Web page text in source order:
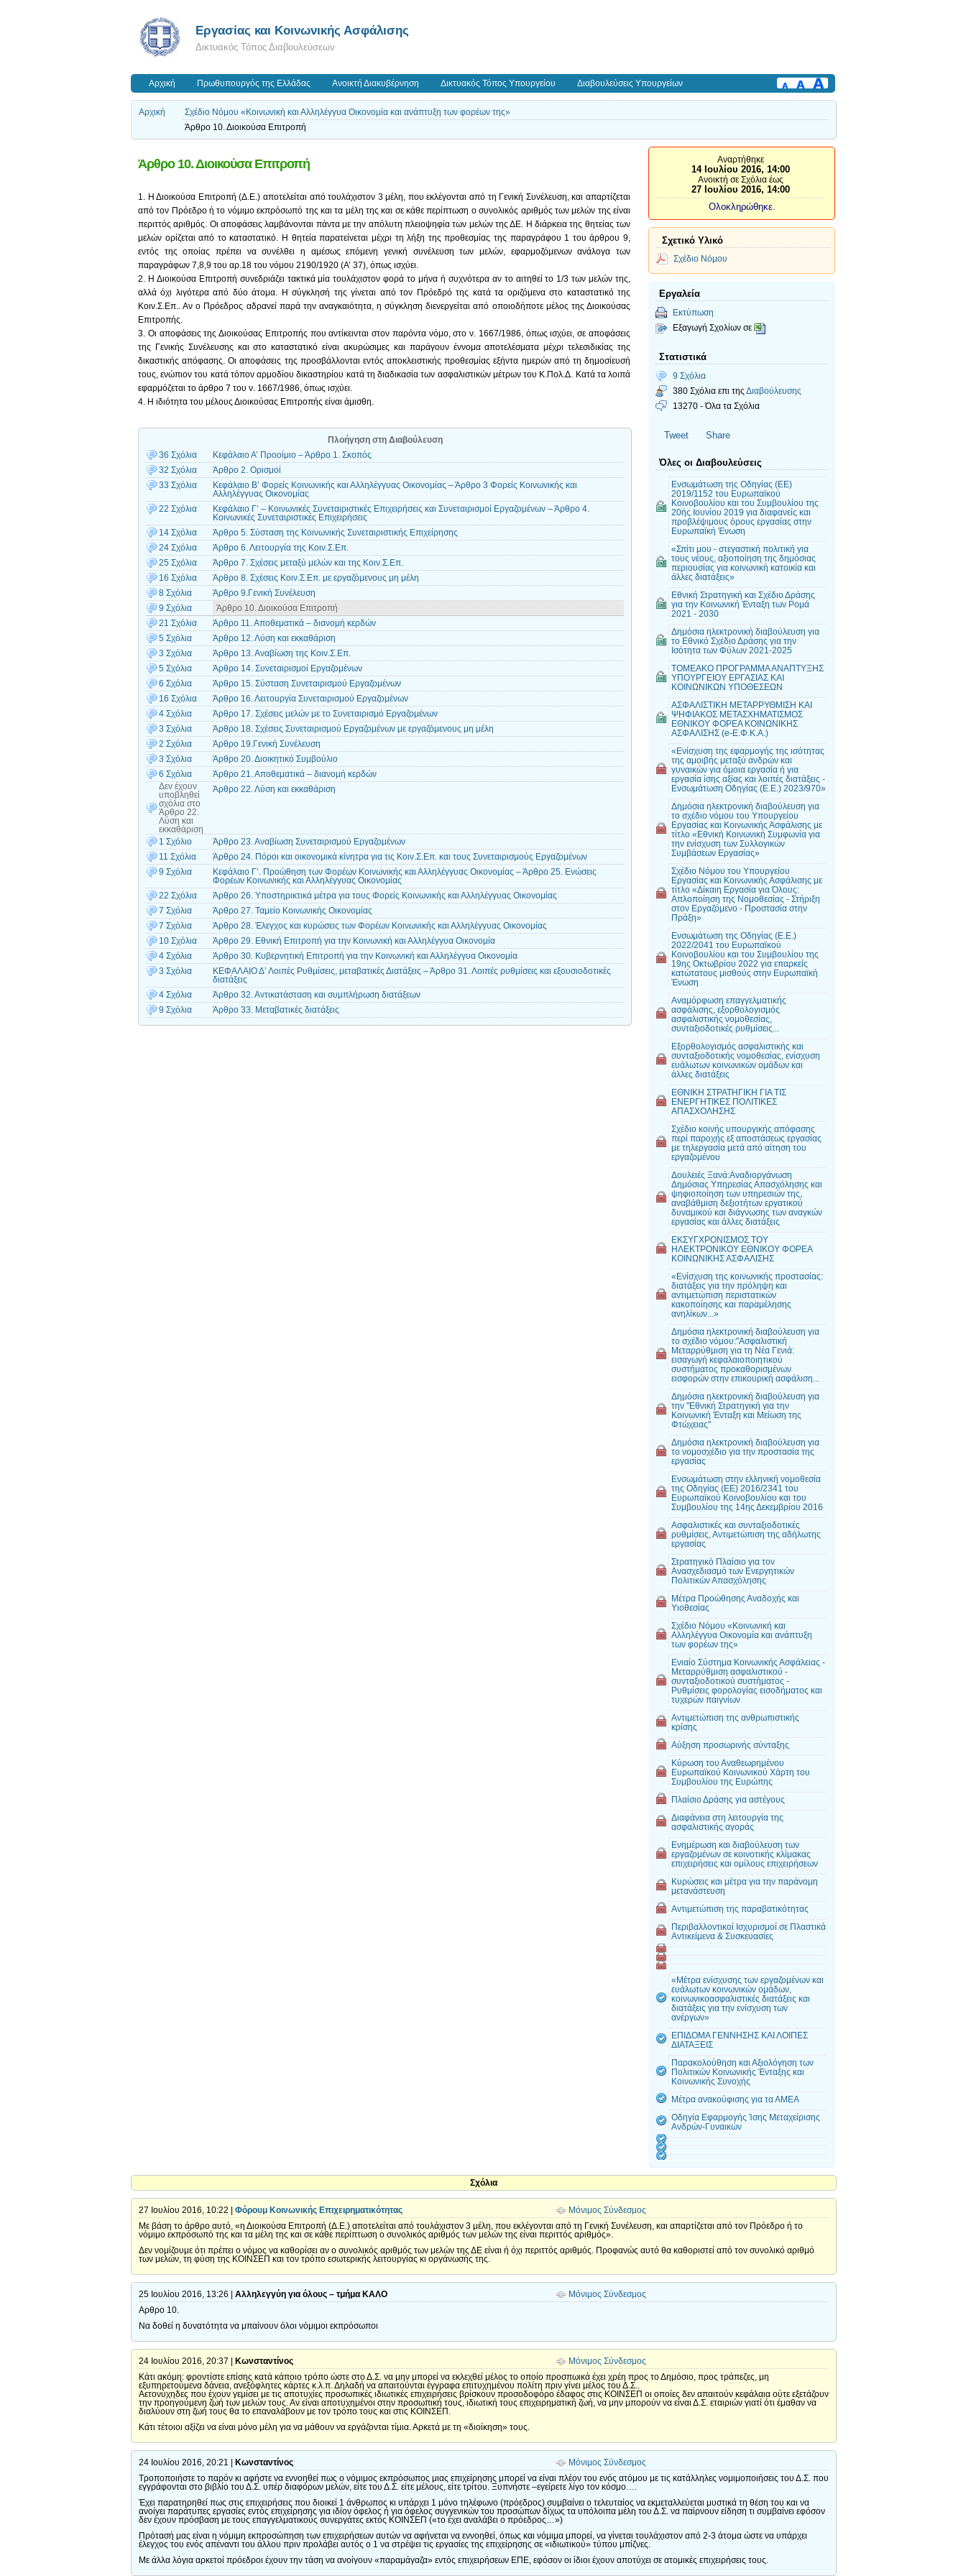
Εργασίας και Κοινωνικής Ασφάλισης
Δικτυακός Τόπος Διαβουλεύσεων
Αρχική Πρωθυπουργός της Ελλάδας Ανοικτή Διακυβέρνηση Δικτυακός Τόπος Υπουργείου Διαβουλεύσεις Υπουργείων
Αρχική
Σχέδιο Νόμου «Κοινωνική και Αλληλέγγυα Οικονομία και ανάπτυξη των φορέων της»
Άρθρο 10. Διοικούσα Επιτροπή
Άρθρο 10. Διοικούσα Επιτροπή
1. Η Διοικούσα Επιτροπή (Δ.Ε.) αποτελείται από τουλάχιστον 3 μέλη, που εκλέγονται από τη Γενική Συνέλευση, και απαρτίζεται
από τον Πρόεδρο ή το νόμιμο εκπρόσωπό της και τα μέλη της και σε κάθε περίπτωση ο συνολικός αριθμός των μελών της είναι
περιττός αριθμός. Οι αποφάσεις λαμβάνονται πάντα με την απόλυτη πλειοψηφία των μελών της ΔΕ. Η διάρκεια της θητείας των
μελών ορίζεται από το καταστατικό. Η θητεία παρατείνεται μέχρι τη λήξη της προθεσμίας της παραγράφου 1 του άρθρου 9,
εντός της οποίας πρέπει να συνέλθει η αμέσως επόμενη γενική συνέλευση των μελών, εφαρμοζόμενων ανάλογα των
παραγράφων 7,8,9 του αρ.18 του νόμου 2190/1920 (Α’ 37), όπως ισχύει.
2. Η Διοικούσα Επιτροπή συνεδριάζει τακτικά μία τουλάχιστον φορά το μήνα ή συχνότερα αν το αιτηθεί το 1/3 των μελών της,
αλλά όχι λιγότερα από δύο άτομα. Η σύγκλησή της γίνεται από τον Πρόεδρό της κατά τα οριζόμενα στο καταστατικό της
Κοιν.Σ.Επ.. Αν ο Πρόεδρος αδρανεί παρά την αναγκαιότητα, η σύγκληση διενεργείται από οποιοδήποτε μέλος της Διοικούσας
Επιτροπής.
3. Οι αποφάσεις της Διοικούσας Επιτροπής που αντίκεινται στον παρόντα νόμο, στο ν. 1667/1986, όπως ισχύει, σε αποφάσεις
της Γενικής Συνέλευσης και στο καταστατικό είναι ακυρώσιμες και παράγουν έννομα αποτελέσματα μέχρι τελεσιδικίας της
δικαστικής απόφασης. Οι αποφάσεις της προσβάλλονται εντός αποκλειστικής προθεσμίας εξήντα ημερών από τη δημοσίευσή
τους, ενώπιον του κατά τόπον αρμοδίου δικαστηρίου κατά τη διαδικασία των ασφαλιστικών μέτρων του Κ.Πολ.Δ. Κατά τα λοιπά
εφαρμόζεται το άρθρο 7 του ν. 1667/1986, όπως ισχύει.
4. Η ιδιότητα του μέλους Διοικούσας Επιτροπής είναι άμισθη.
Πλοήγηση στη Διαβούλευση
36 Σχόλια
Κεφάλαιο Α’ Προοίμιο – Άρθρο 1. Σκοπός
32 Σχόλια
Άρθρο 2. Ορισμοί
33 Σχόλια
Κεφάλαιο Β’ Φορείς Κοινωνικής και Αλληλέγγυας Οικονομίας – Άρθρο 3 Φορείς Κοινωνικής και
Αλληλέγγυας Οικονομίας
22 Σχόλια
Κεφάλαιο Γ’ – Κοινωνικές Συνεταιριστικές Επιχειρήσεις και Συνεταιρισμοί Εργαζομένων – Άρθρο 4.
Κοινωνικές Συνεταιριστικές Επιχειρήσεις
14 Σχόλια
Άρθρο 5. Σύσταση της Κοινωνικής Συνεταιριστικής Επιχείρησης
24 Σχόλια
Άρθρο 6. Λειτουργία της Κοιν.Σ.Επ.
25 Σχόλια
Άρθρο 7. Σχέσεις μεταξύ μελών και της Κoιν.Σ.Επ.
16 Σχόλια
Άρθρο 8. Σχέσεις Κοιν.Σ.Επ. με εργαζόμενους μη μέλη
8 Σχόλια
Άρθρο 9.Γενική Συνέλευση
9 Σχόλια
Άρθρο 10. Διοικούσα Επιτροπή
21 Σχόλια
Άρθρο 11. Αποθεματικά – διανομή κερδών
5 Σχόλια
Άρθρο 12. Λύση και εκκαθάριση
3 Σχόλια
Άρθρο 13. Αναβίωση της Κοιν.Σ.Επ.
5 Σχόλια
Άρθρο 14. Συνεταιρισμοί Εργαζομένων
6 Σχόλια
Άρθρο 15. Σύσταση Συνεταιρισμού Εργαζομένων
16 Σχόλια
Άρθρο 16. Λειτουργία Συνεταιρισμού Εργαζομένων
4 Σχόλια
Άρθρο 17. Σχέσεις μελών με το Συνεταιρισμό Εργαζομένων
3 Σχόλια
Άρθρο 18. Σχέσεις Συνεταιρισμού Εργαζομένων με εργαζόμενους μη μέλη
2 Σχόλια
Άρθρο 19.Γενική Συνέλευση
3 Σχόλια
Άρθρο 20. Διοικητικό Συμβούλιο
6 Σχόλια
Άρθρο 21. Αποθεματικά – διανομή κερδών
Δεν έχουν
υποβληθεί
σχόλια στο
Άρθρο 22.
Λύση και
εκκαθάριση
Άρθρο 22. Λύση και εκκαθάριση
1 Σχόλιο
Άρθρο 23. Αναβίωση Συνεταιρισμού Εργαζομένων
11 Σχόλια
Άρθρο 24. Πόροι και οικονομικά κίνητρα για τις Κοιν.Σ.Επ. και τους Συνεταιρισμούς Εργαζομένων
9 Σχόλια
Κεφάλαιο Γ’. Προώθηση των Φορέων Κοινωνικής και Αλληλέγγυας Οικονομίας – Άρθρο 25. Ενώσεις
Φορέων Κοινωνικής και Αλληλέγγυας Οικονομίας
22 Σχόλια
Άρθρο 26. Υποστηρικτικά μέτρα για τους Φορείς Κοινωνικής και Αλληλέγγυας Οικονομίας
7 Σχόλια
Άρθρο 27. Ταμείο Κοινωνικής Οικονομίας
7 Σχόλια
Άρθρο 28. Έλεγχος και κυρώσεις των Φορέων Κοινωνικής και Αλληλέγγυας Οικονομίας
10 Σχόλια
Άρθρο 29. Εθνική Επιτροπή για την Κοινωνική και Αλληλέγγυα Οικονομία
4 Σχόλια
Άρθρο 30. Κυβερνητική Επιτροπή για την Κοινωνική και Αλληλέγγυα Οικονομία
3 Σχόλια
ΚΕΦΑΛΑΙΟ Δ’ Λοιπές Ρυθμίσεις, μεταβατικές Διατάξεις – Άρθρο 31. Λοιπές ρυθμίσεις και εξουσιοδοτικές
διατάξεις
4 Σχόλια
Άρθρο 32. Αντικατάσταση και συμπλήρωση διατάξεων
9 Σχόλια
Άρθρο 33. Μεταβατικές διατάξεις
Αναρτήθηκε
14 Ιουλίου 2016, 14:00
Ανοικτή σε Σχόλια έως
27 Ιουλίου 2016, 14:00
Ολοκληρώθηκε.
Σχετικό Υλικό
Σχέδιο Νόμου
Εργαλεία
Εκτύπωση
Εξαγωγή Σχολίων σε
Στατιστικά
9 Σχόλια
380 Σχόλια επι της Διαβούλευσης
13270 - Όλα τα Σχόλια
Tweet Share
Όλες οι Διαβουλεύσεις
Ενσωμάτωση της Οδηγίας (ΕΕ)
2019/1152 του Ευρωπαϊκού
Κοινοβουλίου και του Συμβουλίου της
20ής Ιουνίου 2019 για διαφανείς και
προβλέψιμους όρους εργασίας στην
Ευρωπαϊκή Ένωση
«Σπίτι μου - στεγαστική πολιτική για
τους νέους, αξιοποίηση της δημόσιας
περιουσίας για κοινωνική κατοικία και
άλλες διατάξεις»
Εθνική Στρατηγική και Σχέδιο Δράσης
για την Κοινωνική Ένταξη των Ρομά
2021 - 2030
Δημόσια ηλεκτρονική διαβούλευση για
το Εθνικό Σχέδιο Δράσης για την
Ισότητα των Φύλων 2021-2025
ΤΟΜΕΑΚΟ ΠΡΟΓΡΑΜΜΑ ΑΝΑΠΤΥΞΗΣ
ΥΠΟΥΡΓΕΙΟΥ ΕΡΓΑΣΙΑΣ ΚΑΙ
ΚΟΙΝΩΝΙΚΩΝ ΥΠΟΘΕΣΕΩΝ
ΑΣΦΑΛΙΣΤΙΚΗ ΜΕΤΑΡΡΥΘΜΙΣΗ ΚΑΙ
ΨΗΦΙΑΚΟΣ ΜΕΤΑΣΧΗΜΑΤΙΣΜΟΣ
ΕΘΝΙΚΟΥ ΦΟΡΕΑ ΚΟΙΝΩΝΙΚΗΣ
ΑΣΦΑΛΙΣΗΣ (e-Ε.Φ.Κ.Α.)
«Ενίσχυση της εφαρμογής της ισότητας
της αμοιβής μεταξύ ανδρών και
γυναικών για όμοια εργασία ή για
εργασία ίσης αξίας και λοιπές διατάξεις -
Ενσωμάτωση Οδηγίας (Ε.Ε.) 2023/970»
Δημόσια ηλεκτρονική διαβούλευση για
το σχέδιο νόμου του Υπουργείου
Εργασίας και Κοινωνικής Ασφάλισης με
τίτλο «Εθνική Κοινωνική Συμφωνία για
την ενίσχυση των Συλλογικών
Συμβάσεων Εργασίας»
Σχέδιο Νόμου του Υπουργείου
Εργασίας και Κοινωνικής Ασφάλισης με
τίτλο «Δίκαιη Εργασία για Όλους:
Απλοποίηση της Νομοθεσίας - Στήριξη
στον Εργαζόμενο - Προστασία στην
Πράξη»
Ενσωμάτωση της Οδηγίας (Ε.Ε.)
2022/2041 του Ευρωπαϊκού
Κοινοβουλίου και του Συμβουλίου της
19ης Οκτωβρίου 2022 για επαρκείς
κατώτατους μισθούς στην Ευρωπαϊκή
Ένωση
Αναμόρφωση επαγγελματικής
ασφάλισης, εξορθολογισμός
ασφαλιστικής νομοθεσίας,
συνταξιοδοτικές ρυθμίσεις...
Εξορθολογισμός ασφαλιστικής και
συνταξιοδοτικής νομοθεσίας, ενίσχυση
ευάλωτων κοινωνικών ομάδων και
άλλες διατάξεις
ΕΘΝΙΚΗ ΣΤΡΑΤΗΓΙΚΗ ΓΙΑ ΤΙΣ
ΕΝΕΡΓΗΤΙΚΕΣ ΠΟΛΙΤΙΚΕΣ
ΑΠΑΣΧΟΛΗΣΗΣ
Σχέδιο κοινής υπουργικής απόφασης
περί παροχής εξ αποστάσεως εργασίας
με τηλεργασία μετά από αίτηση του
εργαζομένου
Δουλειές Ξανά:Αναδιοργάνωση
Δημόσιας Υπηρεσίας Απασχόλησης και
ψηφιοποίηση των υπηρεσιών της,
αναβάθμιση δεξιοτήτων εργατικού
δυναμικού και διάγνωσης των αναγκών
εργασίας και άλλες διατάξεις
ΕΚΣΥΓΧΡΟΝΙΣΜΟΣ ΤΟΥ
ΗΛΕΚΤΡΟΝΙΚΟΥ ΕΘΝΙΚΟΥ ΦΟΡΕΑ
ΚΟΙΝΩΝΙΚΗΣ ΑΣΦΑΛΙΣΗΣ
«Ενίσχυση της κοινωνικής προστασίας:
διατάξεις για την πρόληψη και
αντιμετώπιση περιστατικών
κακοποίησης και παραμέλησης
ανηλίκων...»
Δημόσια ηλεκτρονική διαβούλευση για
το σχέδιο νόμου:"Ασφαλιστική
Μεταρρύθμιση για τη Νέα Γενιά:
εισαγωγή κεφαλαιοποιητικού
συστήματος προκαθορισμένων
εισφορών στην επικουρική ασφάλιση...
Δημόσια ηλεκτρονική διαβούλευση για
την "Εθνική Στρατηγική για την
Κοινωνική Ένταξη και Μείωση της
Φτώχειας"
Δημόσια ηλεκτρονική διαβούλευση για
το νομοσχέδιο για την προστασία της
εργασίας
Ενσωμάτωση στην ελληνική νομοθεσία
της Οδηγίας (EE) 2016/2341 του
Ευρωπαϊκού Κοινοβουλίου και του
Συμβουλίου της 14ης Δεκεμβρίου 2016
Ασφαλιστικές και συνταξιοδοτικές
ρυθμίσεις, Αντιμετώπιση της αδήλωτης
εργασίας
Στρατηγικό Πλαίσιο για τον
Ανασχεδιασμό των Ενεργητικών
Πολιτικών Απασχόλησης
Μέτρα Προώθησης Αναδοχής και
Υιοθεσίας
Σχέδιο Νόμου «Κοινωνική και
Αλληλέγγυα Οικονομία και ανάπτυξη
των φορέων της»
Ενιαίο Σύστημα Κοινωνικής Ασφάλειας -
Μεταρρύθμιση ασφαλιστικού -
συνταξιοδοτικού συστήματος -
Ρυθμίσεις φορολογίας εισοδήματος και
τυχερών παιγνίων
Αντιμετώπιση της ανθρωπιστικής
κρίσης
Αύξηση προσωρινής σύνταξης
Κύρωση του Αναθεωρημένου
Ευρωπαϊκού Κοινωνικού Χάρτη του
Συμβουλίου της Ευρώπης
Πλαίσιο Δράσης για αστέγους
Διαφάνεια στη λειτουργία της
ασφαλιστικής αγοράς
Ενημέρωση και διαβούλευση των
εργαζομένων σε κοινοτικής κλίμακας
επιχειρήσεις και ομίλους επιχειρήσεων
Κυρώσεις και μέτρα για την παράνομη
μετανάστευση
Αντιμετώπιση της παραβατικότητας
Περιβαλλοντικοί Ισχυρισμοί σε Πλαστικά
Αντικείμενα & Συσκευασίες
«Μέτρα ενίσχυσης των εργαζομένων και
ευάλωτων κοινωνικών ομάδων,
κοινωνικοασφαλιστικές διατάξεις και
διατάξεις για την ενίσχυση των
ανέργων»
ΕΠΙΔΟΜΑ ΓΕΝΝΗΣΗΣ ΚΑΙ ΛΟΙΠΕΣ
ΔΙΑΤΑΞΕΙΣ
Παρακολούθηση και Αξιολόγηση των
Πολιτικών Κοινωνικής Ένταξης και
Κοινωνικής Συνοχής
Μέτρα ανακούφισης για τα ΑΜΕΑ
Οδηγία Εφαρμογής Ίσης Μεταχείρισης
Ανδρών-Γυναικών
Σχόλια
27 Ιουλίου 2016, 10:22 | Φόρουμ Κοινωνικής Επιχειρηματικότητας
Μόνιμος Σύνδεσμος
Με βάση το άρθρο αυτό, «η Διοικούσα Επιτροπή (Δ.Ε.) αποτελείται από τουλάχιστον 3 μέλη, που εκλέγονται από τη Γενική Συνέλευση, και απαρτίζεται από τον Πρόεδρο ή το
νόμιμο εκπρόσωπό της και τα μέλη της και σε κάθε περίπτωση ο συνολικός αριθμός των μελών της είναι περιττός αριθμός».
Δεν νομίζουμε ότι πρέπει ο νόμος να καθορίσει αν ο συνολικός αριθμός των μελών της ΔΕ είναι ή όχι περιττός αριθμός. Προφανώς αυτό θα καθοριστεί από τον συνολικό αριθμό
των μελών, τη φύση της ΚΟΙΝΣΕΠ και τον τρόπο εσωτερικής λειτουργίας κι οργάνωσής της.
25 Ιουλίου 2016, 13:26 | Αλληλεγγύη για όλους – τμήμα ΚΑΛΟ
Μόνιμος Σύνδεσμος
Αρθρο 10.
Να δoθεί η δυνατότητα να μπαίνουν όλοι νόμιμοι εκπρόσωποι
24 Ιουλίου 2016, 20:37 | Κωνσταντίνος
Μόνιμος Σύνδεσμος
Κάτι ακόμη: φροντίστε επίσης κατά κάποιο τρόπο ώστε στο Δ.Σ. να μην μπορεί να εκλεχθεί μέλος το οποίο προσπωικά έχει χρέη προς το Δημόσιο, προς τράπεζες, μη
εξυπηρετούμενα δάνεια, ανεξόφλητες κάρτες κ.λ.π. Δηλαδή να απαιτούνται έγγραφα επιτυχημένου πολίτη πριν γίνει μέλος του Δ.Σ..
Αετονύχηδες που έχουν γεμίσει με τις αποτυχίες προσωπικές ιδιωτικές επιχειρήσεις βρίσκουν προσοδοφόρο έδαφος στις ΚΟΙΝΣΕΠ οι οποίες δεν απαιτούν κεφάλαια ούτε εξετάζουν
την προηγούμενη ζωή των μελών τους. Αν είναι αποτυχημένοι στην προσωπική τους, ιδιωτική τους επιχειρηματική ζωή, να μην μπορούν να είναι Δ.Σ. εταιριών γιατί ότι έμαθαν να
διαλύουν στη ζωή τους θα το επαναλάβουν με τον τρόπο τους και στις ΚΟΙΝΣΕΠ.
Κάτι τέτοιοι αξίζει να είναι μόνο μέλη για να μάθουν να εργάζονται τίμια. Αρκετά με τη «διοίκηση» τους.
24 Ιουλίου 2016, 20:21 | Κωνσταντίνος
Μόνιμος Σύνδεσμος
Τροποποιήστε το παρόν κι αφήστε να εννοηθεί πως ο νόμιμος εκπρόσωπος μιας επιχείρησης μπορεί να είναι πλέον του ενός ατόμου με τις κατάλληλες νομιμοποιήσεις του Δ.Σ. που
εγγράφονται στο βιβλίο του Δ.Σ. υπέρ διαφόρων μελών, είτε του Δ.Σ. είτε μέλους, είτε τρίτου. Ξυπνήστε –εγείρετε λίγο τον κόσμο….
Έχει παρατηρηθεί πως στις επιχειρήσεις που διοικεί 1 άνθρωπος κι υπάρχει 1 μόνο τηλέφωνο (πρόεδρος) συμβαίνει ο τελευταίος να εκμεταλλεύεται μυστικά τη θέση του και να
ανοίγει παράτυπες εργασίες εντός επιχείρησης για ιδίον όφελος ή για όφελος συγγενικών του προσώπων δίχως τα υπόλοιπα μέλη του Δ.Σ. να παίρνουν είδηση τι συμβαίνει εφόσον
δεν έχουν πρόσβαση με τους επαγγελματικούς συνεργάτες εκτός ΚΟΙΝΣΕΠ («το έχει αναλάβει ο πρόεδρος…»)
Πρότασή μας είναι η νόμιμη εκπροσώπηση των επιχειρήσεων αυτών να αφήνεται να εννοηθεί, όπως και νόμιμα μπορεί, να γίνεται τουλάχιστον από 2-3 άτομα ώστε να υπάρχει
έλεγχος του ενός απέναντι του άλλου πριν προλάβει αυτός ο 1 να στρέψει τις εργασίες της επιχείρησης σε «ιδιωτικοὐ» τύπου μπίζνες.
Με άλλα λόγια αρκετοί πρόεδροι έχουν την τάση να ανοίγουν «παραμάγαζα» εντός επιχειρήσεων ΕΠΕ, εφόσον οι ίδιοι έχουν αποτύχει σε ατομικές επιχειρήσεις τους.